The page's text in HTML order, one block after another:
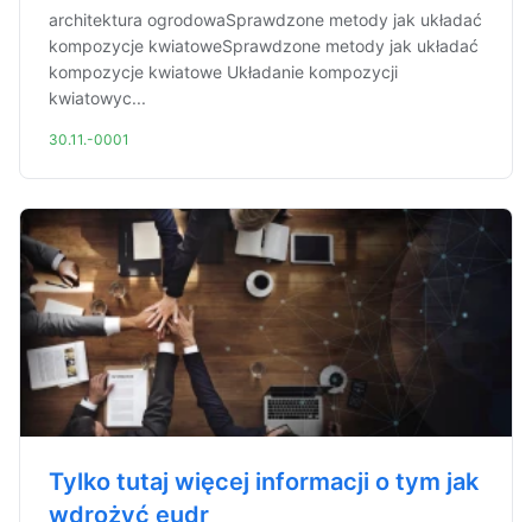
architektura ogrodowaSprawdzone metody jak układać
kompozycje kwiatoweSprawdzone metody jak układać
kompozycje kwiatowe Układanie kompozycji
kwiatowyc...
30.11.-0001
Tylko tutaj więcej informacji o tym jak
wdrożyć eudr